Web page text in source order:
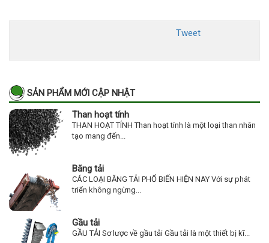
Tweet
SẢN PHẨM MỚI CẬP NHẬT
Than hoạt tính
THAN HOẠT TÍNH Than hoạt tính là một loại than nhân
tạo mang đến...
Băng tải
CÁC LOẠI BĂNG TẢI PHỔ BIẾN HIỆN NAY Với sự phát
triển không ngừng...
Gầu tải
GẦU TẢI Sơ lược về gầu tải Gầu tải là một thiết bị kĩ...